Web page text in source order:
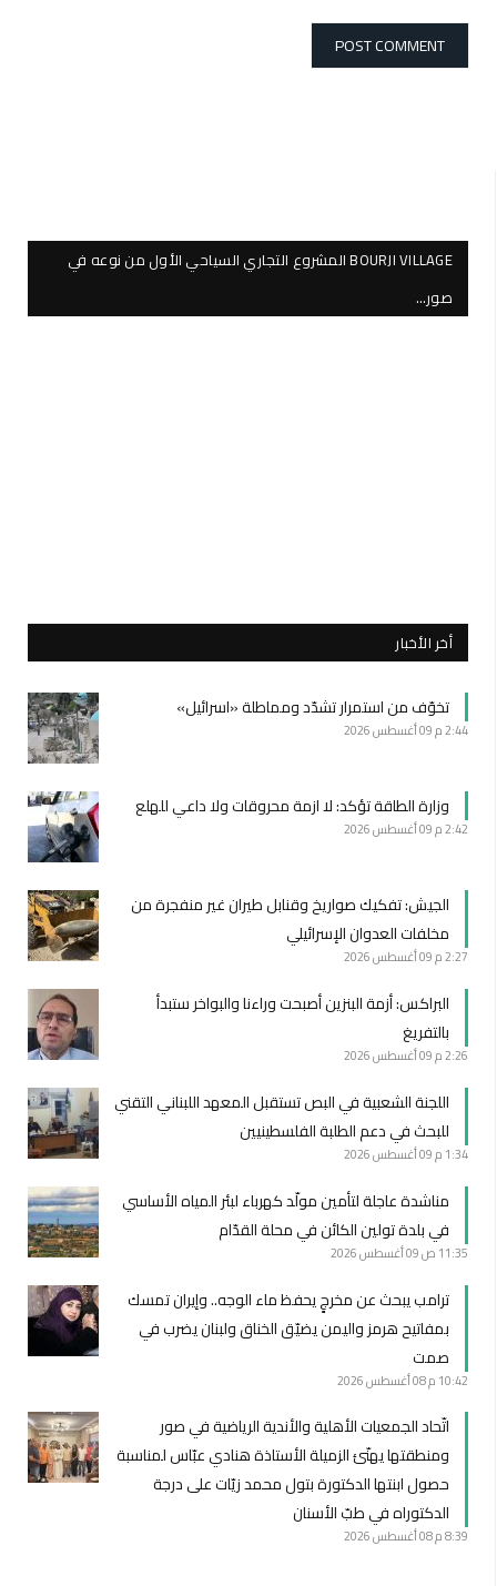
BOURJI VILLAGE المشروع التجاري السياحي الأول من نوعه في
صور…
أخر الأخبار
تخوّف من استمرار تشدّد ومماطلة «اسرائيل»
2:44 م 09 أغسطس 2026
وزارة الطاقة تؤكد: لا ازمة محروقات ولا داعي للهلع
2:42 م 09 أغسطس 2026
الجيش: تفكيك صواريخ وقنابل طيران غير منفجرة من
مخلفات العدوان الإسرائيلي
2:27 م 09 أغسطس 2026
البراكس: أزمة البنزين أصبحت وراءنا والبواخر ستبدأ
بالتفريغ
2:26 م 09 أغسطس 2026
اللجنة الشعبية في البص تستقبل المعهد اللبناني التقني
للبحث في دعم الطلبة الفلسطينيين
1:34 م 09 أغسطس 2026
مناشدة عاجلة لتأمين مولّد كهرباء لبئر المياه الأساسي
في بلدة تولين الكائن في محلة القدّام
11:35 ص 09 أغسطس 2026
ترامب يبحث عن مخرجٍ يحفظ ماء الوجه.. وإيران تمسك
بمفاتيح هرمز واليمن يضيّق الخناق ولبنان يضرب في
صمت
10:42 م 08 أغسطس 2026
اتّحاد الجمعيات الأهلية والأندية الرياضية في صور
ومنطقتها يهنّئ الزميلة الأستاذة هنادي عبّاس لمناسبة
حصول ابنتها الدكتورة بتول محمد زيّات على درجة
الدكتوراه في طبّ الأسنان
8:39 م 08 أغسطس 2026